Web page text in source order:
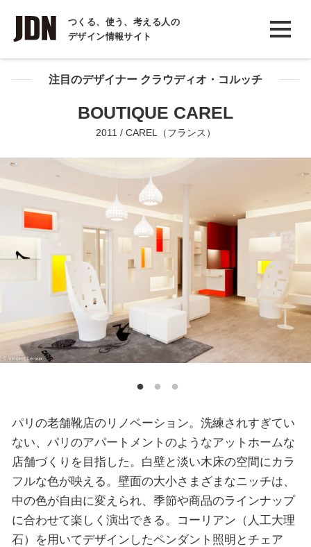
つくる、使う、考える人の
デザイン情報サイト
INTERVIEW
インタビュー
REPORT
COLUMN
注目のデザイナー クラウディオ・コルッチ
BOUTIQUE CAREL
2011 / CAREL（フランス）
パリの老舗靴店のリノベーション。洗練されすぎてい
ない、パリのアパートメントのようなアットホームな
店舗づくりを目指した。白壁と淡い木床の空間にカラ
フルな色が映える。壁面の大小さまざまなニッチは、
中の色が自由に変えられ、季節や商品のラインナップ
に合わせて楽しく演出できる。コーリアン（人工大理
石）を用いてデザインしたペンダント照明とチェア